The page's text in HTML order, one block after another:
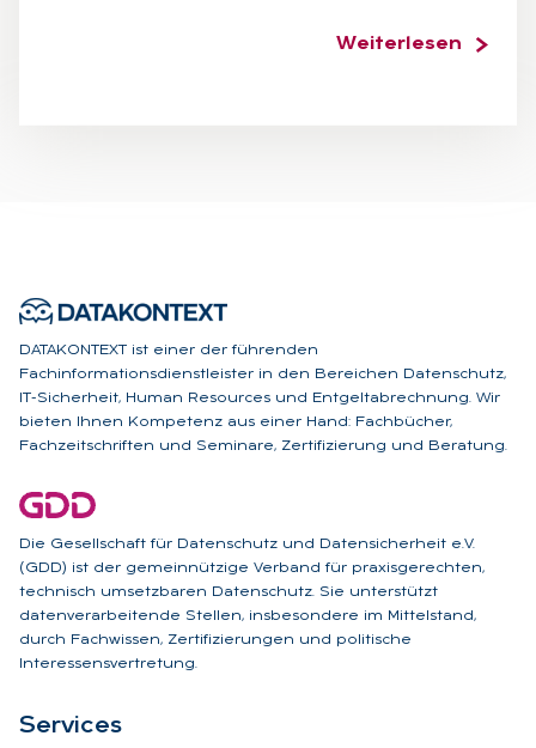
Weiterlesen
DATAKONTEXT ist einer der führenden
Fachinformationsdienstleister in den Bereichen Datenschutz,
IT-Sicherheit, Human Resources und Entgeltabrechnung. Wir
bieten Ihnen Kompetenz aus einer Hand: Fachbücher,
Fachzeitschriften und Seminare, Zertifizierung und Beratung.
Die Gesellschaft für Datenschutz und Datensicherheit e.V.
(GDD) ist der gemeinnützige Verband für praxisgerechten,
technisch umsetzbaren Datenschutz. Sie unterstützt
datenverarbeitende Stellen, insbesondere im Mittelstand,
durch Fachwissen, Zertifizierungen und politische
Interessensvertretung.
Ser­vices